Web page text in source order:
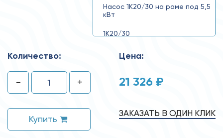
Насос 1К20/30 на раме под 5,5
кВт
1К20/30
Количество:
- +
Купить
Цена:
21 326 ₽
ЗАКАЗАТЬ В ОДИН КЛИК